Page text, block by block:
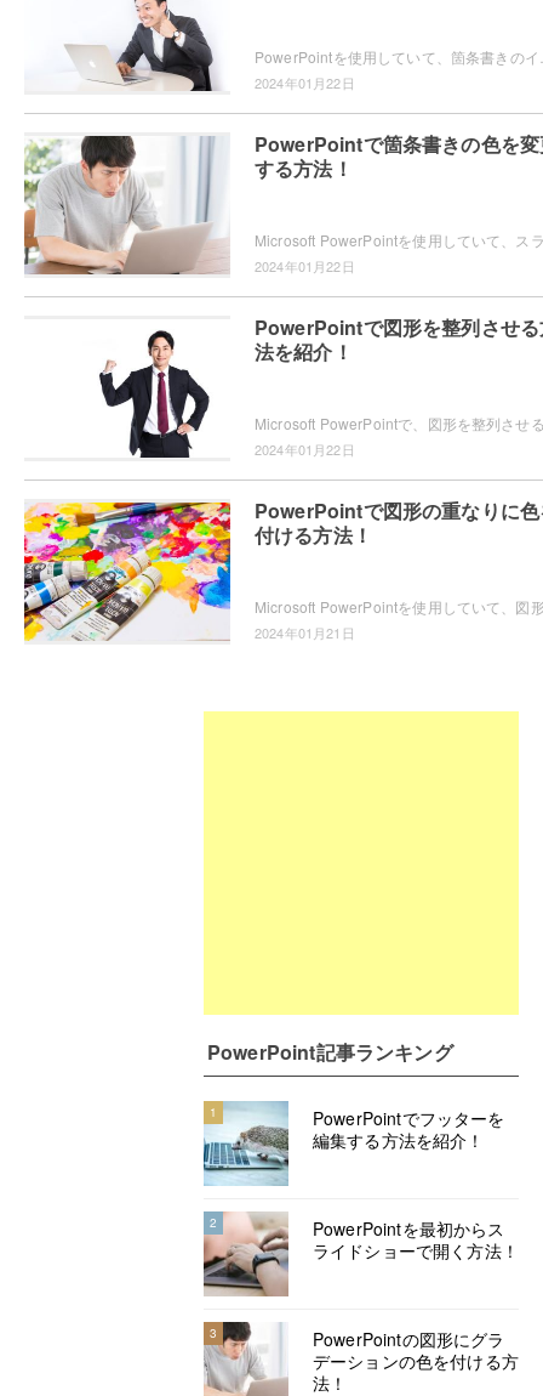
2024年01月22日
PowerPointで箇条書きの色を
する方法！
2024年01月22日
PowerPointで図形を整列させ
法を紹介！
2024年01月22日
PowerPointで図形の重なりに
付ける方法！
2024年01月21日
PowerPoint記事ランキング
1
PowerPointでフッターを
編集する方法を紹介！
2
PowerPointを最初からス
ライドショーで開く方法！
3
PowerPointの図形にグラ
デーションの色を付ける方
法！